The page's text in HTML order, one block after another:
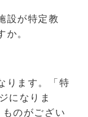
設が特定教
か。
ります。「特
になりま
のがござい